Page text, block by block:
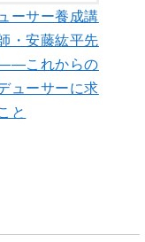
ーサー養成講
・安藤紘平先
これからの
ューサーに求
と